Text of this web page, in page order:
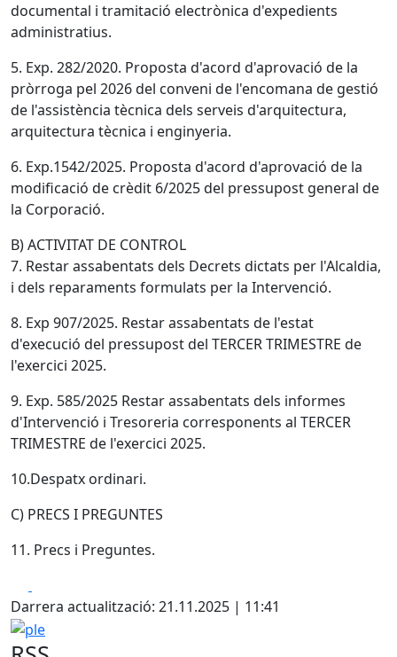
documental i tramitació electrònica d'expedients
administratius.
5. Exp. 282/2020. Proposta d'acord d'aprovació de la
pròrroga pel 2026 del conveni de l'encomana de gestió
de l'assistència tècnica dels serveis d'arquitectura,
arquitectura tècnica i enginyeria.
6. Exp.1542/2025. Proposta d'acord d'aprovació de la
modificació de crèdit 6/2025 del pressupost general de
la Corporació.
B) ACTIVITAT DE CONTROL
7. Restar assabentats dels Decrets dictats per l'Alcaldia,
i dels reparaments formulats per la Intervenció.
8. Exp 907/2025. Restar assabentats de l'estat
d'execució del pressupost del TERCER TRIMESTRE de
l'exercici 2025.
9. Exp. 585/2025 Restar assabentats dels informes
d'Intervenció i Tresoreria corresponents al TERCER
TRIMESTRE de l'exercici 2025.
10.Despatx ordinari.
C) PRECS I PREGUNTES
11. Precs i Preguntes.
Darrera actualització: 21.11.2025 | 11:41
ple